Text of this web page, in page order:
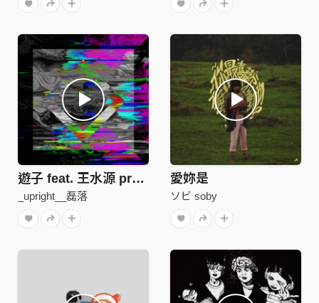
遊子 feat. 王水源 prod. 鱔魚意麵、Lulu 吳昱儒
_upright__磊落
愛妳是
ソビ soby